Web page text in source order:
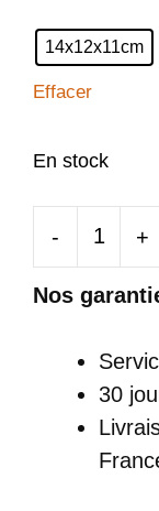
14x12x11cm
Effacer
En stock
- +
Nos
30